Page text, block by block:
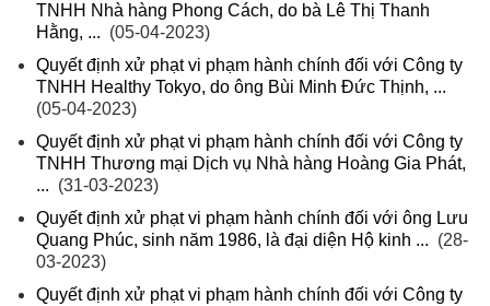
TNHH Nhà hàng Phong Cách, do bà Lê Thị Thanh
Hằng, ... (05-04-2023)
Quyết định xử phạt vi phạm hành chính đối với Công ty
TNHH Healthy Tokyo, do ông Bùi Minh Đức Thịnh, ...
(05-04-2023)
Quyết định xử phạt vi phạm hành chính đối với Công ty
TNHH Thương mại Dịch vụ Nhà hàng Hoàng Gia Phát,
... (31-03-2023)
Quyết định xử phạt vi phạm hành chính đối với ông Lưu
Quang Phúc, sinh năm 1986, là đại diện Hộ kinh ... (28-
03-2023)
Quyết định xử phạt vi phạm hành chính đối với Công ty